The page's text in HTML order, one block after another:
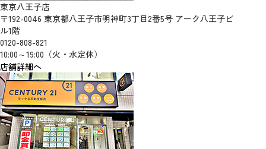
東京八王子店
〒192-0046 東京都八王子市明神町3丁目2番5号 アーク八王子ビ
ル1階
0120-808-821
10:00～19:00（火・水定休）
店舗詳細へ